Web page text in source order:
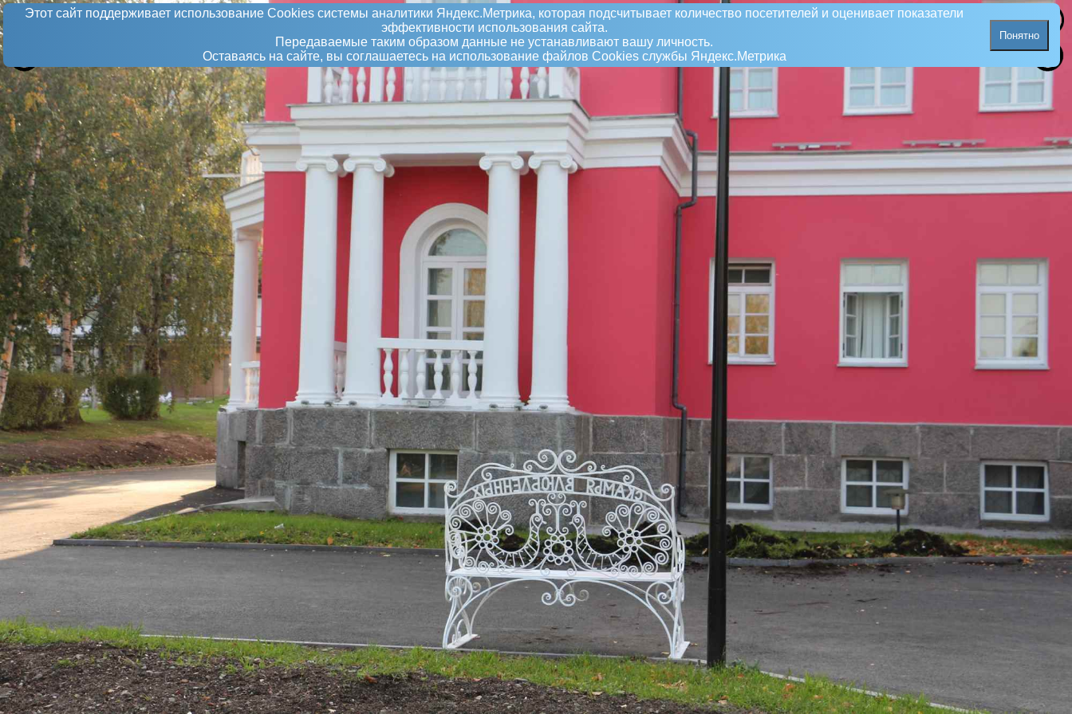
Этот сайт поддерживает использование Сookies системы аналитики Яндекс.Метрика, которая подсчитывает количество посетителей и оценивает показатели
эффективности использования сайта.
Передаваемые таким образом данные не устанавливают вашу личность.
Оставаясь на сайте, вы соглашаетесь на использование файлов Сookies службы Яндекс.Метрика
Понятно